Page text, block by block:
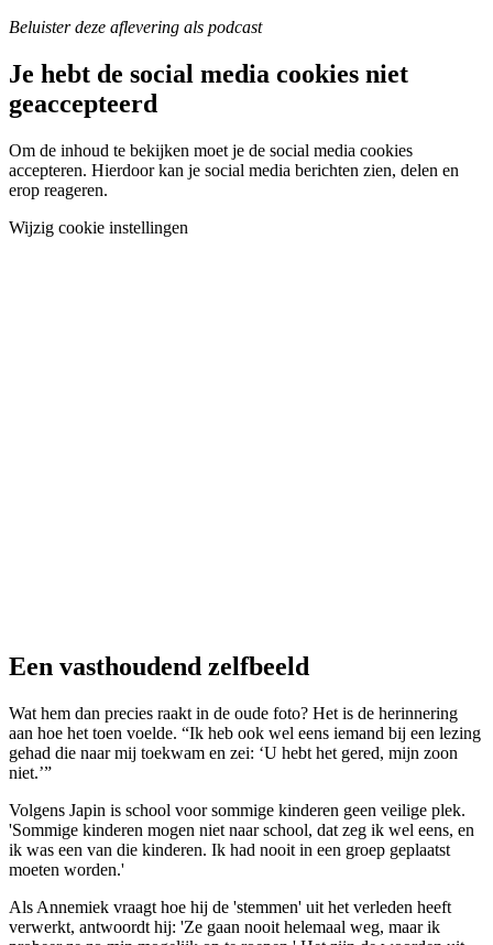
Beluister deze aflevering als podcast
Je hebt de social media cookies niet
geaccepteerd
Om de inhoud te bekijken moet je de social media cookies
accepteren. Hierdoor kan je social media berichten zien, delen en
erop reageren.
Wijzig cookie instellingen
Een vasthoudend zelfbeeld
Wat hem dan precies raakt in de oude foto? Het is de herinnering
aan hoe het toen voelde. “Ik heb ook wel eens iemand bij een lezing
gehad die naar mij toekwam en zei: ‘U hebt het gered, mijn zoon
niet.’”
Volgens Japin is school voor sommige kinderen geen veilige plek.
'Sommige kinderen mogen niet naar school, dat zeg ik wel eens, en
ik was een van die kinderen. Ik had nooit in een groep geplaatst
moeten worden.'
Als Annemiek vraagt hoe hij de 'stemmen' uit het verleden heeft
verwerkt, antwoordt hij: 'Ze gaan nooit helemaal weg, maar ik